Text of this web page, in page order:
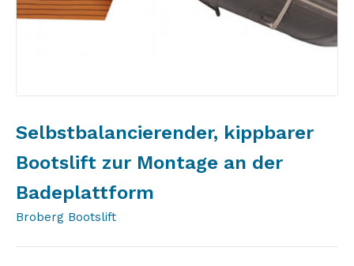
Selbstbalancierender, kippbarer
Bootslift zur Montage an der
Badeplattform
Broberg Bootslift